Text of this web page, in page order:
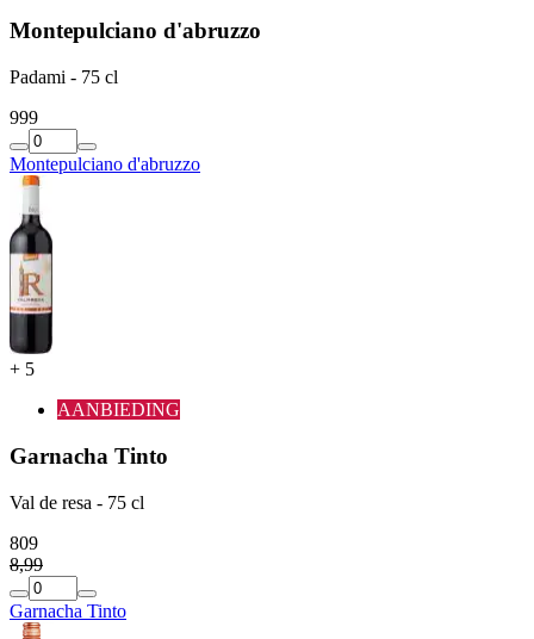
Montepulciano d'abruzzo
Padami - 75 cl
999
Montepulciano d'abruzzo
+ 5
AANBIEDING
Garnacha Tinto
Val de resa - 75 cl
809
8,99
Garnacha Tinto